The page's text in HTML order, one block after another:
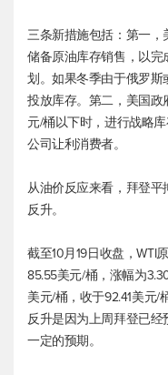
三条新措施包括：第一，
储备原油库存销售，以完
划。如果冬季由于俄罗
投放库存。第二，美国政
元/桶以下时，进行战略
公司让利消费者。
从油价反应来看，拜登
反升。
截至10月19日收盘，WTI
85.55美元/桶，涨幅为
美元/桶，收于92.41美元/
反升是因为上周拜登已
一定的预期。